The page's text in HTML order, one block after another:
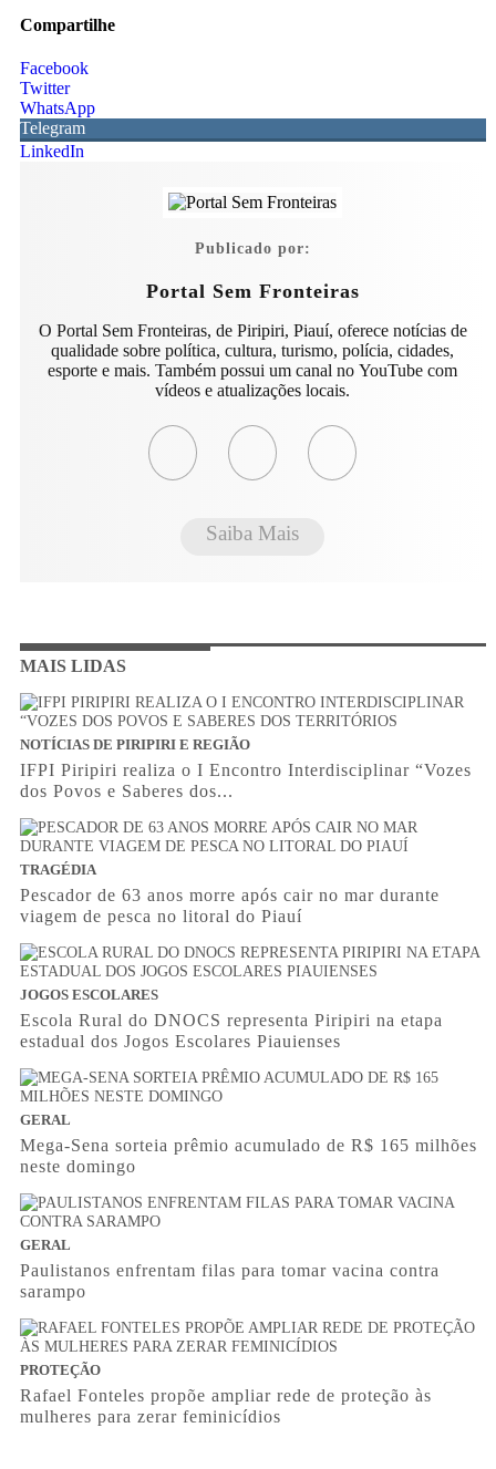
Compartilhe
Facebook
Twitter
WhatsApp
Telegram
LinkedIn
Publicado por:
Portal Sem Fronteiras
O Portal Sem Fronteiras, de Piripiri, Piauí, oferece notícias de
qualidade sobre política, cultura, turismo, polícia, cidades,
esporte e mais. Também possui um canal no YouTube com
vídeos e atualizações locais.
Saiba Mais
MAIS LIDAS
NOTÍCIAS DE PIRIPIRI E REGIÃO
IFPI Piripiri realiza o I Encontro Interdisciplinar “Vozes
dos Povos e Saberes dos...
TRAGÉDIA
Pescador de 63 anos morre após cair no mar durante
viagem de pesca no litoral do Piauí
JOGOS ESCOLARES
Escola Rural do DNOCS representa Piripiri na etapa
estadual dos Jogos Escolares Piauienses
GERAL
Mega-Sena sorteia prêmio acumulado de R$ 165 milhões
neste domingo
GERAL
Paulistanos enfrentam filas para tomar vacina contra
sarampo
PROTEÇÃO
Rafael Fonteles propõe ampliar rede de proteção às
mulheres para zerar feminicídios